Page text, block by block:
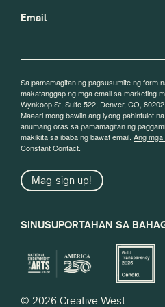
Email
Sa pamamagitan ng pagsusumite ng form
makatanggap ng mga email sa marketing
Wynkoop St, Suite 522, Denver, CO,
Maaari mong bawiin ang iyong pahintulot
anumang oras sa pamamagitan ng
makikita sa ibaba ng bawat email. Ang
Constant Contact.
Mag-sign up!
SINUSUPORTAHAN SA
© 2026 Creative West